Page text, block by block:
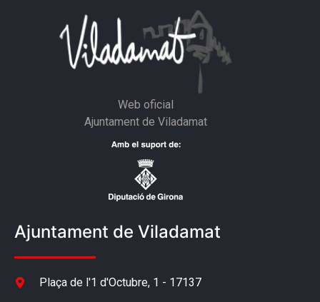
Web oficial
Ajuntament de Viladamat
Ajuntament de Viladamat
Plaça de l'1 d'Octubre, 1 - 17137